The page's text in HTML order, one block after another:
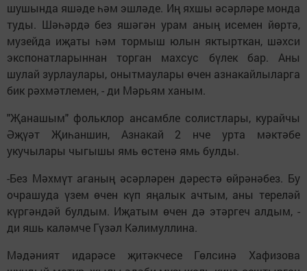
шушында яшәде һәм эшләде. Иң яхшы әсәрләре монда
туды. Шәһәрдә без яшәгән урам аның исемен йөртә,
музейда иҗаты һәм тормыш юлын яктырткан, шәхси
экспонатларыннан торган махсус бүлек бар. Аны
шулай зурлаулары, онытмаулары өчен азнакайлыларга
бик рәхмәтлемен, - ди Мәрьям ханым.
"Җанашым" фольклор ансамбле солистлары, курайчы
Әҗүәт Җиһаншин, Азнакай 2 нче урта мәктәбе
укучылары чыгышы ямь өстенә ямь булды.
-Без Мәхмүт аганың әсәрләрен дәрестә өйрәнәбез. Бу
очрашуда үзем өчен күп яңалык ачтым, аны тереләй
күргәндәй булдым. Иҗатым өчен дә этәргеч алдым, -
ди яшь каләмче Гүзәл Кәлимуллина.
Мәдәният идарәсе җитәкчесе Гөлсинә Хафизова